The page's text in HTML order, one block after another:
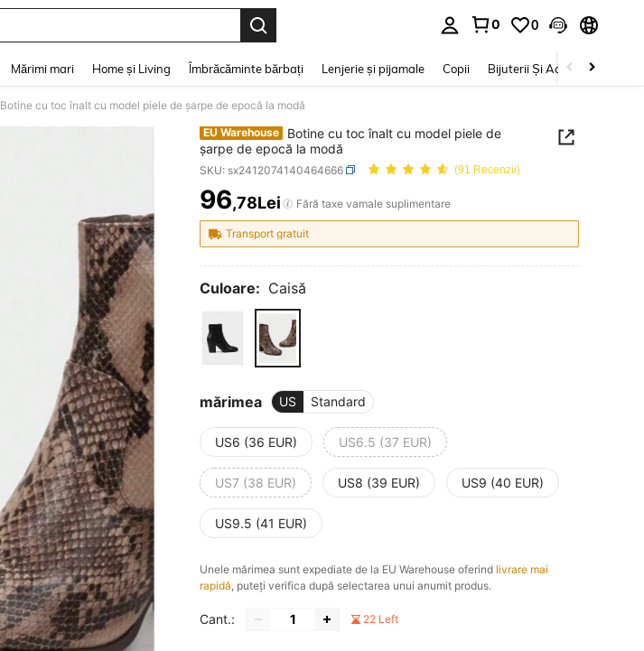
0 0
Mărimi mari Home și Living Îmbrăcăminte bărbați Lenjerie și pijamale Copii Bijuterii Și Accesorii
Botine cu toc înalt cu model piele de șarpe de epocă la modă
EU Warehouse
Botine cu toc înalt cu model piele de
șarpe de epocă la modă
SKU: sx2412074140464666 (91 Recenzii)
PRICE AND AVAILABILITY
96,78Lei Fără taxe vamale suplimentare
Transport gratuit
Culoare: Caisă
mărimea US Standard
US6 (36 EUR) US6.5 (37 EUR)
US7 (38 EUR) US8 (39 EUR) US9 (40 EUR)
US9.5 (41 EUR)
Unele mărimea sunt expediate de la EU Warehouse oferind livrare mai
rapidă, puteți verifica după selectarea unui anumit produs.
Cant.: 22 Left